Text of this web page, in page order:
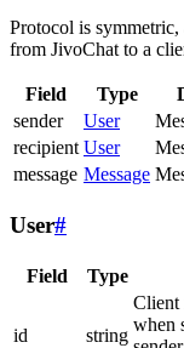
Protocol is symmetric,
from JivoChat to a
Field Type
sender
User
recipient User
message Message
User#
Field Type
id string
Client
when